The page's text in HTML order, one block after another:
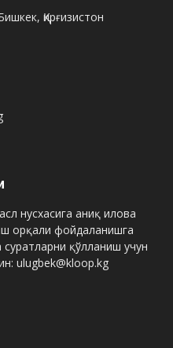
Қирғизистон
нусхасига аниқ илова
орқали фойдаланишга
қўлланиш учун
ulugbek@kloop.kg